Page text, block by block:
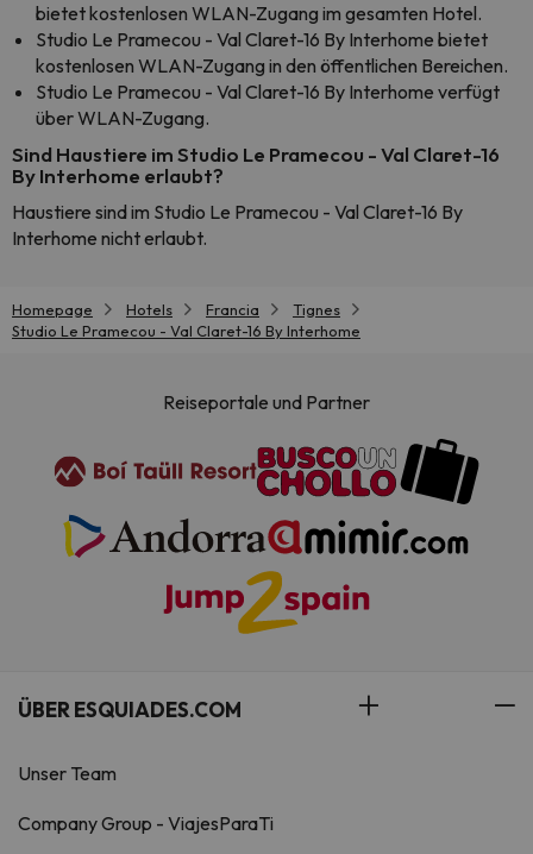
bietet kostenlosen WLAN-Zugang im gesamten Hotel.
Studio Le Pramecou - Val Claret-16 By Interhome bietet
kostenlosen WLAN-Zugang in den öffentlichen Bereichen.
Studio Le Pramecou - Val Claret-16 By Interhome verfügt
über WLAN-Zugang.
Sind Haustiere im Studio Le Pramecou - Val Claret-16
By Interhome erlaubt?
Haustiere sind im Studio Le Pramecou - Val Claret-16 By
Interhome nicht erlaubt.
Homepage Hotels Francia
Tignes
Studio Le Pramecou - Val Claret-16 By Interhome
Reiseportale und Partner
ÜBER ESQUIADES.COM
Unser Team
Company Group - ViajesParaTi